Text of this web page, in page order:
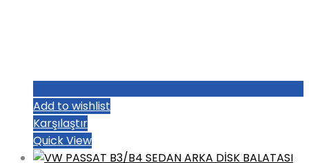
Add to wishlist
Karşılaştır
Quick View